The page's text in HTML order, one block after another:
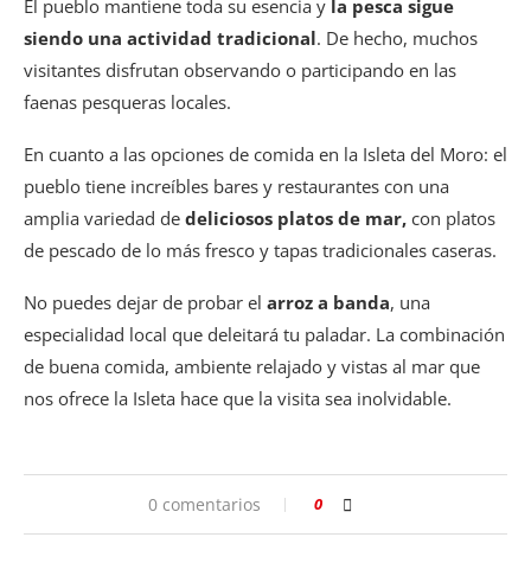
El pueblo mantiene toda su esencia y la pesca sigue
siendo una actividad tradicional. De hecho, muchos
visitantes disfrutan observando o participando en las
faenas pesqueras locales.
En cuanto a las opciones de comida en la Isleta del Moro: el
pueblo tiene increíbles bares y restaurantes con una
amplia variedad de deliciosos platos de mar, con platos
de pescado de lo más fresco y tapas tradicionales caseras.
No puedes dejar de probar el arroz a banda, una
especialidad local que deleitará tu paladar. La combinación
de buena comida, ambiente relajado y vistas al mar que
nos ofrece la Isleta hace que la visita sea inolvidable.
0 comentarios 0